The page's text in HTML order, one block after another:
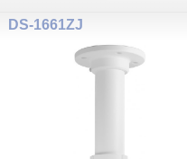
DS-1661ZJ